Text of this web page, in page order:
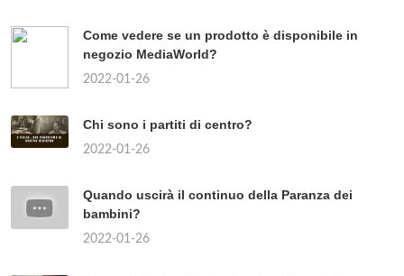
Come vedere se un prodotto è disponibile in
negozio MediaWorld?
2022-01-26
Chi sono i partiti di centro?
2022-01-26
Quando uscirà il continuo della Paranza dei
bambini?
2022-01-26